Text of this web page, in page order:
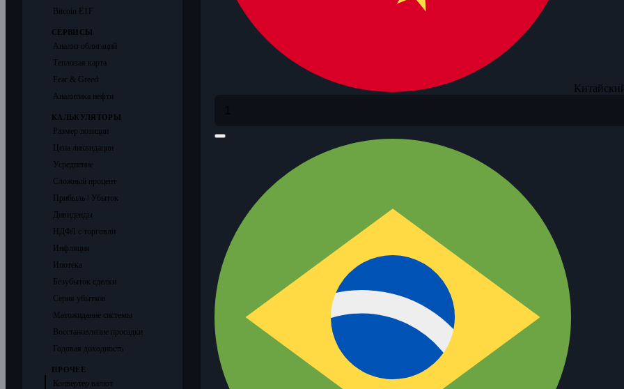
Bitcoin ETF
СЕРВИСЫ
Анализ облигаций
Тепловая карта
Fear & Greed
Аналитика нефти
КАЛЬКУЛЯТОРЫ
Размер позиции
Цена ликвидации
Усреднение
Сложный процент
Прибыль / Убыток
Дивиденды
НДФЛ с торговли
Инфляция
Ипотека
Безубыток сделки
Серия убытков
Матожидание системы
Восстановление просадки
Годовая доходность
ПРОЧЕЕ
Конвертер валют